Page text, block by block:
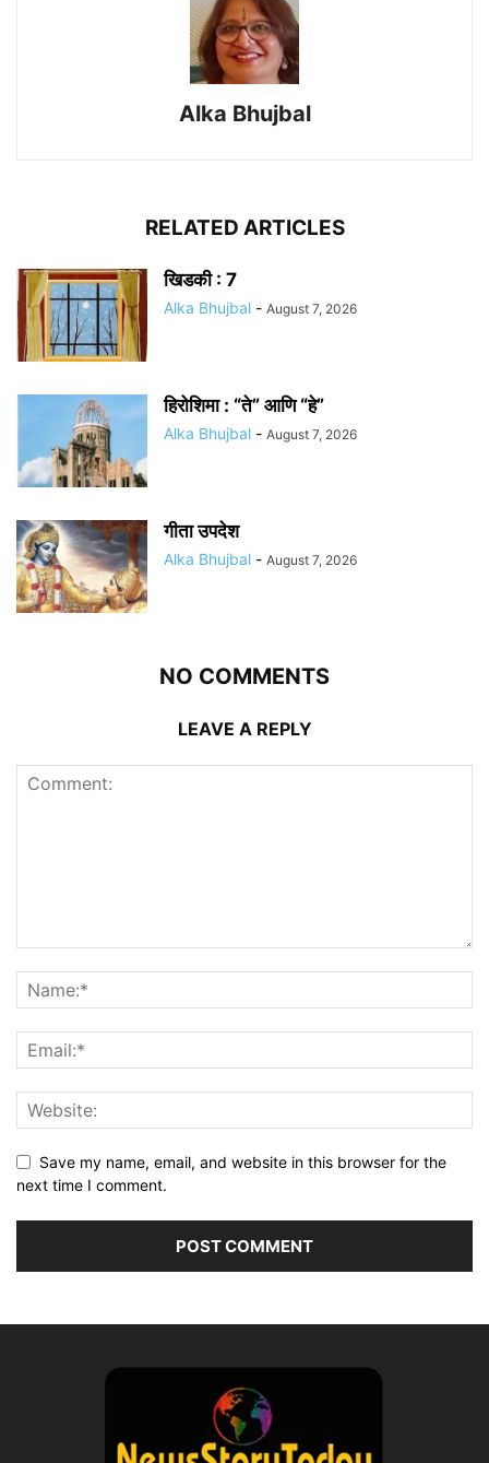
Alka Bhujbal
RELATED ARTICLES
खिडकी : 7
Alka Bhujbal - August 7, 2026
हिरोशिमा : “ते” आणि “हे”
Alka Bhujbal - August 7, 2026
गीता उपदेश
Alka Bhujbal - August 7, 2026
NO COMMENTS
LEAVE A REPLY
Save my name, email, and website in this browser for the
next time I comment.